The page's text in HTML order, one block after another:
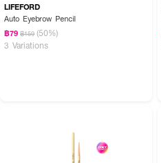
LIFEFORD
Auto Eyebrow Pencil
฿79 ฿159 (50%)
3 Variations